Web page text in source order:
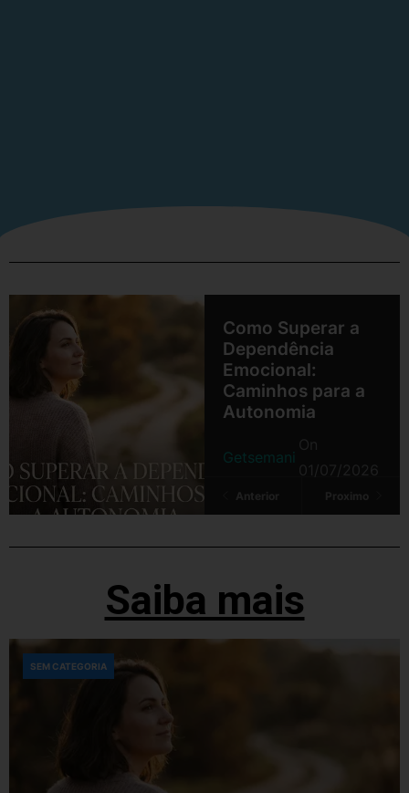
Como Superar a
Dependência
Emocional:
Caminhos para a
Autonomia
Getsemani
On
01/07/2026
Saiba mais
SEM CATEGORIA